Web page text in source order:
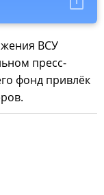
ВСУ
пресс-
фонд привлёк